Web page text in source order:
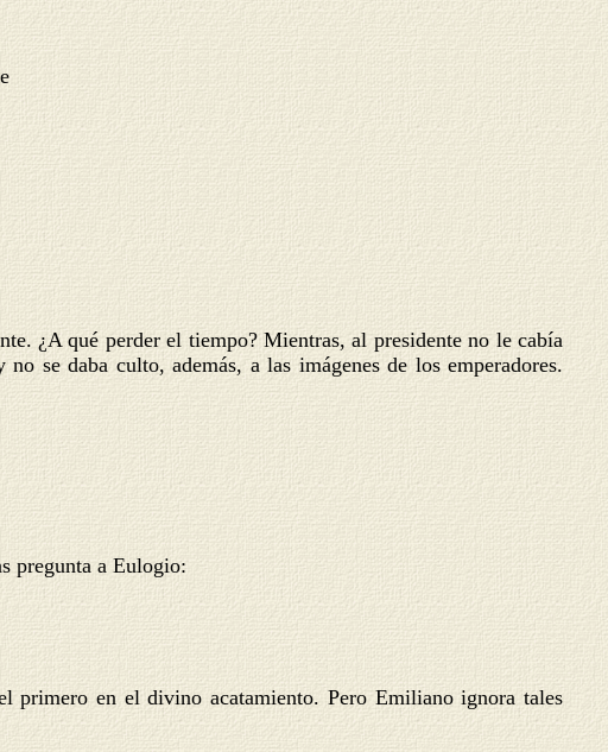
¿A qué perder el tiempo? Mientras, al presidente no le cabía
se daba culto, además, a las imágenes de los emperadores.
pregunta a Eulogio:
primero en el divino acatamiento. Pero Emiliano ignora tales